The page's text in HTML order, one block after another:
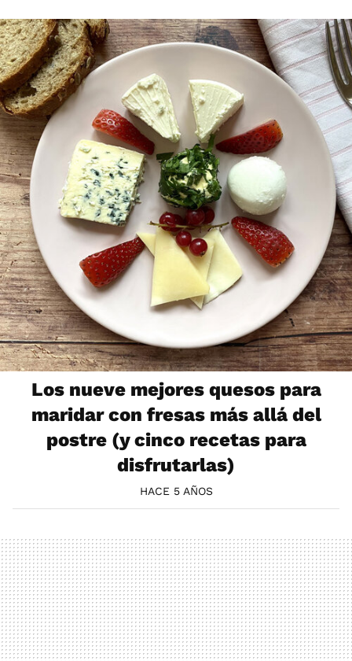
Los nueve mejores quesos para
maridar con fresas más allá del
postre (y cinco recetas para
disfrutarlas)
HACE 5 AÑOS